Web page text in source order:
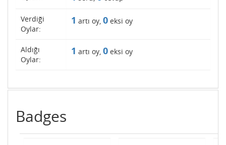
Verdiği
Oylar:
1 artı oy, 0 eksi oy
Aldığı
Oylar:
1 artı oy, 0 eksi oy
Badges